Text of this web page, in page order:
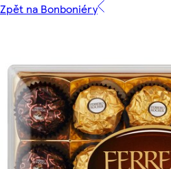
Zpět na Bonboniéry